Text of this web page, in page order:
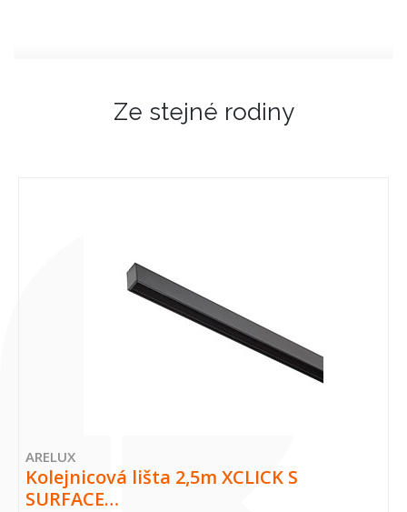
Ze stejné rodiny
ARELUX
Kolejnicová lišta 2,5m XCLICK S
SURFACE…